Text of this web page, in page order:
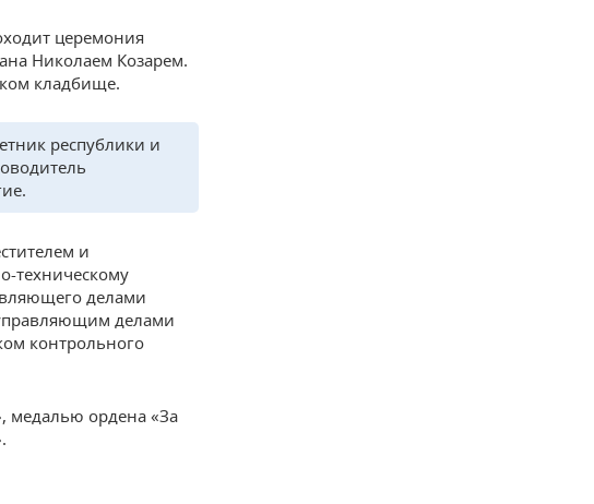
церемония
Николаем Козарем.
кладбище.
республики и
и
техническому
делами
делами
контрольного
медалью ордена «За